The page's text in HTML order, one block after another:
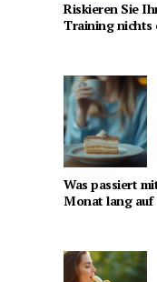
Riskieren Sie
Training nichts
Was passiert
Monat lang auf